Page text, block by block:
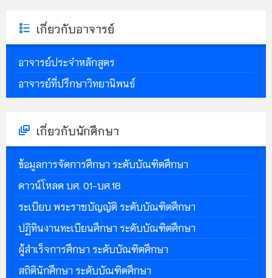
เกี่ยวกับอาจารย์
อาจารย์ประจำหลักสูตร
อาจารย์ที่ปรึกษาวิทยานิพนธ์
เกี่ยวกับนักศึกษา
ข้อมูลการจัดการศึกษา ระดับบัณฑิตศึกษา
ดาวน์โหลด บศ. 01-บศ.18
ระเบียบ พระราชบัญญัติ ระดับบัณฑิตศึกษา
ปฏิทินงานทะเบียนศึกษา ระดับบัณฑิตศึกษา
ผู้สำเร็จการศึกษา ระดับบัณฑิตศึกษา
สถิตินักศึกษา ระดับบัณฑิตศึกษา